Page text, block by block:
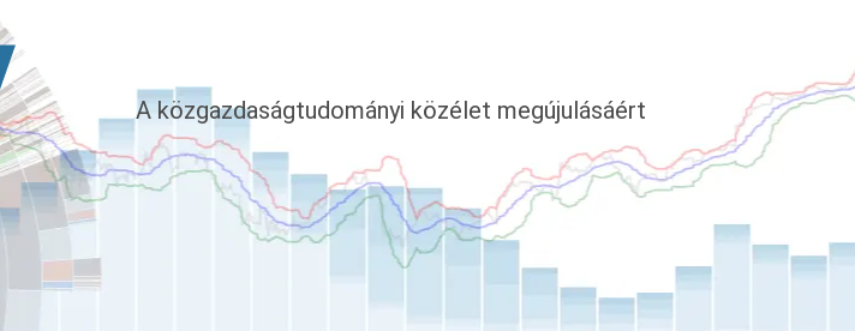
A közgazdaságtudományi közélet megújulásáért